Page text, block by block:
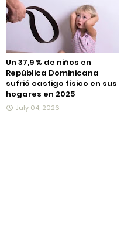
Un 37,9 % de niños en
República Dominicana
sufrió castigo físico en sus
hogares en 2025
July 04, 2026